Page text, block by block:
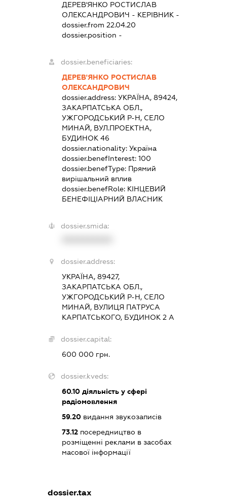
ДЕРЕВ'ЯНКО РОСТИСЛАВ
ОЛЕКСАНДРОВИЧ - КЕРІВНИК-
dossier.from 22.04.20
dossier.position -
dossier.beneficiaries:
ДЕРЕВ'ЯНКО РОСТИСЛАВ
ОЛЕКСАНДРОВИЧ
dossier.address: УКРАЇНА, 89424,
ЗАКАРПАТСЬКА ОБЛ.,
УЖГОРОДСЬКИЙ Р-Н, СЕЛО
МИНАЙ, ВУЛ.ПРОЕКТНА,
БУДИНОК 46
dossier.nationality: Україна
dossier.benefInterest: 100
dossier.benefType: Прямий
вирішальний вплив
dossier.benefRole: КІНЦЕВИЙ
БЕНЕФІЦІАРНИЙ ВЛАСНИК
dossier.smida:
dossier.address:
УКРАЇНА, 89427,
ЗАКАРПАТСЬКА ОБЛ.,
УЖГОРОДСЬКИЙ Р-Н, СЕЛО
МИНАЙ, ВУЛИЦЯ ПАТРУСА
КАРПАТСЬКОГО, БУДИНОК 2 А
dossier.capital:
600 000 грн.
dossier.kveds:
60.10діяльність у сфері
радіомовлення
59.20видання звукозаписів
73.12посередництво в
розміщенні реклами в засобах
масової інформації
dossier.tax